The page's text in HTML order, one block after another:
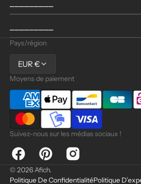
Pays/région
EUR €
Moyens de paiement
Suivez-nous sur les médias sociaux !
Facebook Pinterest Instagram
© 2026Afich.
Politique De ConfidentialitéPolitique